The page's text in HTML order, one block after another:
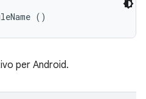
()
per Android.